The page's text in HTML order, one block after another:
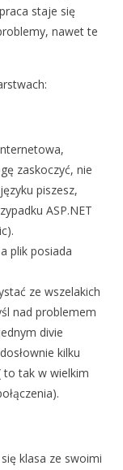
staje się
nawet te
zaskoczyć, nie
piszesz,
ASP.NET
plik posiada
ze wszelakich
nad problemem
divie
kilku
to tak w wielkim
klasa ze swoimi